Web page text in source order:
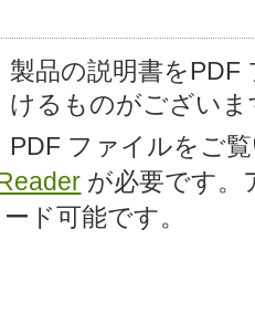
製品の説明書を
けるものがございま
PDF ファイルをご
が必要です。
ド可能です。